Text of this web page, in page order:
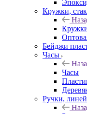
Кружки,
Бейджи
Часы
Часы
Ручки,